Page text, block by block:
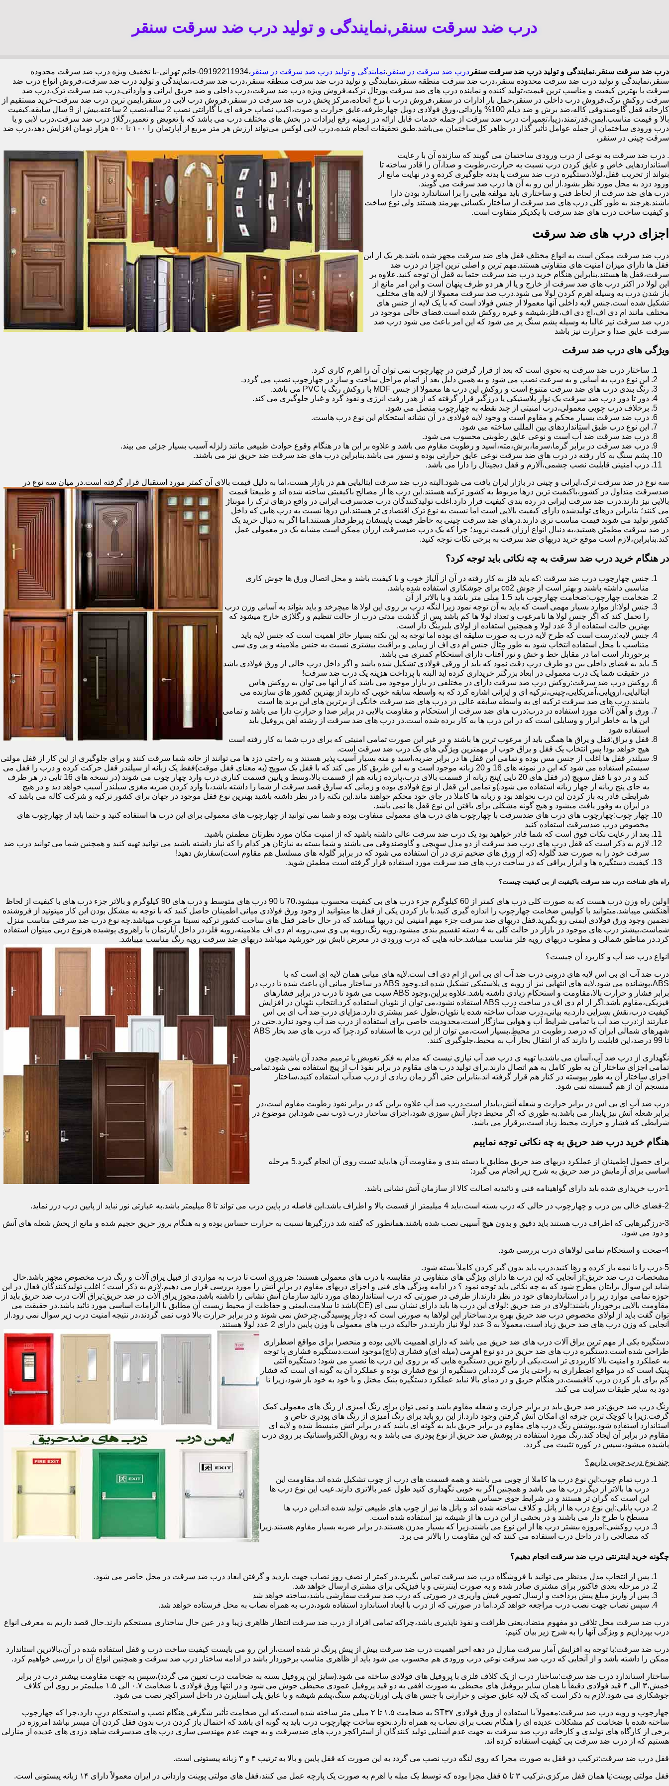
درب ضد سرقت سنقر,نمایندگی و تولید درب ضد سرقت سنقر
درب ضد سرقت سنقر ،نمایندگی و تولید درب ضد سرقت سنقر درب ضد سرقت در سنقر ،نمایندگی و تولید درب ضد سرقت در سنقر
،09192211934-خانم تهرانی-با تخفیف ویژه درب ضد سرقت محدوده
سنقر،نمایندگی و تولید درب ضد سرقت محدوده سنقر،درب ضد سرقت منطقه سنقر،نمایندگی و تولید درب ضد سرقت منطقه سنقر،درب ضد سرقت،نمایندگی و تولید درب ضد سرقت،فروش انواع درب ضد
سرقت با بهترین کیفیت و مناسب ترین قیمت،تولید کننده و نماینده درب های ضد سرقت پورتال ترکیه.فروش ویژه درب ضد سرقت،درب داخلی و ضد حریق ایرانی و وارداتی.درب ضد سرقت ترک.درب ضد
سرقت روکش ترک،فروش درب داخلی در سنقر،حمل بار ادارات در سنقر،فروش درب با نرخ اتحاده،مرکز پخش درب ضد سرقت در سنقر،فروش درب لابی در سنقر،ایمن ترین درب ضد سرقت-خرید مستقیم از
کارخانه قفل گاوصندوقی کاله،ضد برش و ضد دیلم 100% وارداتی،ورق فولادی دوبل چهارطرفه،عایق حرارت و صوت،اکیپ نصاب حرفه ای با گارانتی نصب 2 ساله،نصب 2 ساعته.بیش از 9 سال سابقه.کیفیت
بالا و قیمت مناسب.ایمن،قدرتمند،زیبا،تعمیرات درب ضد سرقت از جمله خدمات قابل ارائه در زمینه رفع ایرادات در بخش های مختلف درب می باشد که با تعویض و تعمیر،رگلاژ درب ضد سرقت،درب لابی و یا
درب ورودی ساختمان از جمله عوامل تأثیر گذار در ظاهر کل ساختمان می‌باشد.طبق تحقیقات انجام شده،درب لابی لوکس می‌تواند ارزش هر متر مربع از آپارتمان را ۱۰۰ تا ۵۰۰ هزار تومان افزایش دهد،درب ضد
سرقت چینی در سنقر،
. درب ضد سرقت به نوعی از درب ورودی ساختمان می گویند که سازنده آن با رعایت
استانداردهایی خاص و عایق کردن درب نسبت به حرارت،رطوبت و صدا،آن را قادر ساخته تا
بتواند از تخریب قفل،لولا،دستگیره درب ضد سرقت یا بدنه جلوگیری کرده و در نهایت مانع از
ورود دزد به محل مورد نظر بشود.از این رو به آن ها درب ضد سرقت می گویند.
درب های ضد سرقت از لحاظ فنی و ساختاری باید مولفه هایی را برا استاندارد بودن دارا
باشند.هرچند به طور کلی درب های ضد سرقت از ساختار یکسانی بهرمند هستند ولی نوع ساخت
و کیفیت ساخت درب های ضد سرقت با یکدیکر متفاوت است.
اجزای درب های ضد سرقت
درب ضد سرقت ممکن است به انواع مختلف قفل های ضد سرقت مجهز شده باشد.هر یک از این
قفل ها دارای میزان امنیت های متفاوتی هستند.مهم ترین و اصلی ترین اجزا در درب ضد
سرقت،قفل ها هستند.بنابراین هنگام خرید درب ضد سرقت حتما به قفل آن توجه کنید.علاوه بر
این لولا در اکثر درب های ضد سرقت از خارج و یا از هر دو طرف پنهان است و این امر مانع از
باز شدن درب به وسیله اهرم کردن لولا می شود.درب ضد سرقت معمولا از لایه های مختلف
تشکیل شده است.جنس لایه داخلی آنها معمولا از جنس فولاد است که با یک لایه از جنس های
مختلف مانند ام دی اف،اچ دی اف،فلز،شیشه و غیره روکش شده است.فضای خالی موجود در
درب ضد سرقت نیز غالبا به وسیله پشم سنگ پر می شود که این امر باعث می شود درب ضد
سرقت عایق صدا و حرارت نیز باشد
ویژگی های درب ضد سرقت
ساختار درب ضد سرقت به نحوی است که بعد از قرار گرفتن در چهارچوب نمی توان آن را اهرم کاری کرد.
این نوع درب به آسانی و به سرعت نصب می شود و به همین دلیل بعد از اتمام مراحل ساخت و ساز در چهارچوب نصب می گردد.
رنگ بندی درب های ضد سرقت متنوع است و روکش این درب ها معمولا از جنس MDF با روکش رنگ یا PVC می باشد.
دور تا دور درب ضد سرقت یک نوار پلاستیکی یا درزگیر قرار گرفته که از هدر رفت انرژی و نفوذ گرد و غبار جلوگیری می کند.
برخلاف درب چوبی معمولی،درب امنیتی از چند نقطه به چهارچوب متصل می شود.
درب ضد سرقت بسیار محکم و مقاوم است و وجود لایه فولادی در آن نشانه استحکام این نوع درب هاست.
این نوع درب طبق استانداردهای بین المللی ساخته می شود.
درب ضد سرقت ضد آب است و نوعی عایق رطوبتی محسوب می شود.
درب ضد سرقت در برابر گرما،سرما،برش،مته،اسید و رطوبت مقاوم می باشد و علاوه بر این ها در هنگام وقوع حوادث طبیعی مانند زلزله آسیب بسیار جزئی می بیند.
پشم سنگ به کار رفته در درب های ضد سرقت نوعی عایق حرارتی بوده و نسوز می باشد.بنابراین درب های ضد سرقت ضد حریق نیز می باشند.
درب امنیتی قابلیت نصب چشمی،آلارم و قفل دیجیتال را دارا می باشد.
سه نوع در ضد سرقت ترک،ایرانی و چینی در بازار ایران یافت می شود.البته درب ضد سرقت ایتالیایی هم در بازار هست،اما به دلیل قیمت بالای آن کمتر مورد استقبال قرار گرفته است.در میان سه نوع در
ضدسرقت متداول در کشور،باکیفیت ترین درها مربوط به کشور ترکیه هستند.این درب ها از مصالح باکیفیتی ساخته شده اند و طبیعتا قیمت
بالایی نیز دارند.درب ضد سرقت ایرانی در رده بندی کیفیت قرار دارد.اغلب تولیدکنندگان درب ضدسرقت ایرانی در واقع درهای ترک را مونتاژ
می کنند؛ بنابراین درهای تولیدشده دارای کیفیت بالایی است اما نسبت به نوع ترک اقتصادی تر هستند.این درها نسبت به درب هایی که داخل
کشور تولید می شوند قیمت مناسب تری دارند.درهای ضد سرقت چینی به خاطر قیمت پایینشان پرطرفدار هستند.اما اگر به دنبال خرید یک
در ضد سرقت مطمئن هستید،به دنبال انواع ارزان قیمت نروید؛ چرا که یک درب ضدسرقت ارزان ممکن است مشابه یک در معمولی عمل
کند.بنابراین،لازم است موقع خرید دربهای ضد سرقت به برخی نکات توجه کنید.
در هنگام خرید درب ضد سرقت به چه نکاتی باید توجه کرد؟
جنس چهارچوب درب ضد سرقت :که باید فلز به کار رفته در آن از آلیاژ خوب و با کیفیت باشد و محل اتصال ورق ها جوش کاری
مناسبی داشته باشند و بهتر است از جوش co2 برای جوشکاری استفاده شده باشد.
ضخامت چهارچوب:ضخامت چهارچوب باید 1.5 میلی متر باشد و یا بالاتر از آن
جنس لولا:از موارد بسیار مهمی است که باید به آن توجه نمود زیرا لنگه درب بر روی این لولا ها میچرخد و باید بتواند به آسانی وزن درب
را تحمل کند که اگر جنس لولا ها نامرغوب و تعداد لولا ها کم باشد پس از گذشت مدتی درب از حالت تنظیم و رگلاژی خارج میشود که
بهترین حالت استفاده از 3 عدد لولا و همچنین استفاده از لولای بلبرینگ دار است.
جنس لایه:درست است که طرح لایه درب به صورت سلیقه ای بوده اما توجه به این نکته بسیار حائز اهمیت است که جنس لایه باید
متناسب با محل استفاده انتخاب شود به طور مثال جنس ام دی اف از زیبایی و براقیت بیشتری نسبت به جنس ملامینه و پی وی سی
برخوردار است اما در مقابل خط و خش و نور آفتاب دارای استحکام کمتری می باشد.
باید به فضای داخلی بین دو طرف درب دقت نمود که باید از ورقی فولادی تشکیل شده باشد و اگر داخل درب خالی از ورق فولادی باشد
در حقیقت شما یک درب معمولی در ابعاد بزرگتر خریداری کرده اید البته با پرداخت هزینه یک درب ضد سرقت!
روکش درب ضد سرقت:روکش درب ضد سرقت دارای در مختلفی در بازار موجود می باشد که از آنها می توان به روکش هاس
ایتالیایی،اروپایی،آمریکایی،چینی،ترکیه ای و ایرانی اشاره کرد که به واسطه سابقه خوبی که دارند از بهترین کشور های سازنده می
باشند.درب های ضد سرقت ترکیه ای به واسطه سابقه عالی در درب های ضد سرقت خانگی از برترین های این برند ها است
ورق و آهن آلات مورد استفاده در درب:درب های ضد سرقت از استحکام و مقاومت بالایی در برابر صدا و حرارت دارا می باشد و تمامی
این ها به خاطر ابزار و وسایلی است که در این درب ها به کار برده شده است.در درب های ضد سرقت از رشته آهن پروفیل باید
استفاده شود
قفل و یراق:قفل و یراق ها همگی باید از مرغوب ترین ها باشند و در غیر این صورت تمامی امنیتی که برای درب شما به کار رفته است
هیچ خواهد بود! پس انتخاب یک قفل و یراق خوب از مهمترین ویژگی های یک درب ضد سرقت است.
سیلندر قفل ها اغلب از جنس مس بوده و تمامی این قفل ها در برابر ضربه،اسید و مته بسیار آسیب پذیر هستند و به راحتی دزد ها می توانند از خانه شما سرقت کنند و برای جلوگیری از این کار از قفل مولتی
سیستم استفاده می شود که این در نمونه های 16 و 20 زبانه موجود است و به این طریق کار می کند که با قفل یک سویچ (به معنای قفل موقت)فقط یک زبانه از سیلندر قفل حرکت کرده و درب را قفل می
کند و در دو با قفل سویچ (در قفل های 20 تایی )پنج زبانه از قسمت بالای درب،پانزده زبانه هم از قسمت بالا،وسط و پایین قسمت کناری درب وارد چهار چوب می شوند (در نسخه های 16 تایی در هر طرف
به جای پنج زبانه از چهار زبانه استفاده می شود.)و تمامی این قفل از نوع فولادی بوده و زمانی که سارق قصد سرقت از شما را داشته باشد،با وارد کردن ضربه مغزی سیلندر آسیب خواهد دید و در هیچ
شرایطی قادر به باز کردن این درب نخواهد بود و زبانه ها کاملا در جای خود محکم خواهند ماند.این نکته را در نظر داشته باشید بهترین نوع قفل موجود در جهان برای کشور ترکیه و شرکت کاله می باشد که
در ایران به وفور یافت میشود و هیچ گونه مشکلی برای یافتن این نوع قفل ها نمی باشد.
چهار چوب:چهارچوب های درب های ضدسرقت با چهارچوب های درب های معمولی متفاوت بوده و شما نمی توانید از چهارچوب های معمولی برای این درب ها استفاده کنید و حتما باید از چهارچوب های
مخصوص درب ضدسرقت استفاده کنید
بعد از رعایت نکات فوق است که شما قادر خواهید بود یک درب ضد سرقت عالی داشته باشید که از امنیت مکان مورد نظرتان مطمئن باشید.
لازم به ذکر است که قفل درب های درب ضد سرقت از دو مدل سویچی و گاوصندوقی می باشند و شما بسته به نیازتان هر کدام را که نیاز داشته باشید می توانید تهیه کنید و همچنین شما می توانید درب ضد
سرقت خود را به صورت ضد گلوله (که از ورق های ضخیم تری در آن استفاده می شود که در برابر گلوله های مسلسل هم مقاوم است)سفارش دهید!
کیفیت دستگیره ها و ابزار یراقی که در ساخت درب های ضد سرقت مورد استفاده قرار گرفته است مطمئن شوید.
راه های شناخت درب ضد سرقت باکیفیت از بی کیفیت چیست؟
اولین راه وزن درب هست که به صورت کلی درب های کمتر از 60 کیلوگرم جزء درب های بی کیفیت محسوب میشود،70 تا 90 درب های متوسط و درب های 90 کیلوگرم و بالاتر جزء درب های با کیفیت از لحاظ
آهنکشی میباشد.میتوانید با کولیس ضخامت چهارچوب را اندازه گیری کنید.با باز کردن یکی از قفل ها میتوانید از وجود ورق فولادی میانی اطمینان حاصل کنید که با توجه به مشکل بودن این کار میتونید از فروشنده
تضمین وجود ورق فولادی ایمنی رو بگیرید.قفل دربهای ضد سرقت جزء مهم امنیتی این دربها میباشد که در حال حاضر قفل های ساخت کشور ترکیه نسبتا مرغوب میباشد.چه نوع درب ضد سرقتی مناسب منزل
شماست.بیشتر درب های موجود در بازار در حالت کلی به 4 دسته تقسیم بندی میشود.رویه رنگ،رویه پی وی سی،رویه ام دی اف ملامینه،رویه فلز،در داخل آپارتمان با راهروی پوشیده هرنوع دربی میتوان استفاده
کرد.در مناطق شمالی و مطوب دربهای رویه فلز مناسب میباشد.خانه هایی که درب ورودی در معرض تابش نور خورشید میباشد دربهای ضد سرقت رویه رنگ مناسب میباشد.
انواع درب ضد آب و کاربرد آن چیست؟
درب ضد آب ای بی اس لایه های درونی درب ضد آب ای بی اس از ام دی اف است.لایه های میانی همان لایه ای است که با
ABS،پوشانده می شود.لایه های انتهایی نیز از رویه ی پلاستیکی تشکیل شده اند.وجود ABS در ساختار میانی آن باعث شده تا درب در
برابر فشار و حرارت بالا،مقاومت و استحکام زیادی داشته باشد.علاوه براین،وجود ABS سبب می شود تا درب در برابر فشارهای
فیزیکی،مقاوم باشد.اگر از ام دی اف در ساخت درب ABS استفاده نشود،می توان از نئوپان استفاده کرد.انتخاب نئوپان در افزایش
کیفیت درب،نقش بسزایی دارد.به بیانی،درب ضدآب ساخته شده با نئوپان،طول عمر بیشتری دارد.مزایای درب ضد آب ای بی اس
عبارتند از:درب ضد آب با تمامی شرایط آب و هوایی سازگار است،محدودیت خاصی برای استفاده از درب ضد آب وجود ندارد.حتی در
شهرهای شمالی ایران که درصد رطوبت در محیط،بسیار است،می توان از این درب ها استفاده کرد.چرا که درب های ضد بخار ABS
تا 99 درصد،این قابلیت را دارند که از انتقال بخار آب به محیط،جلوگیری کنند.
نگهداری از درب ضد آب،آسان می باشد.با تهیه ی درب ضد آب نیازی نیست که مدام به فکر تعویض یا ترمیم مجدد آن باشید.چون
تمامی اجزای ساختار آن به طور کامل به هم اتصال دارند.برای تولید درب های مقاوم در برابر نفوذ آب از پیچ استفاده نمی شود.تمامی
اجزای ساختار آن به طور پیوسته در کنار هم قرار گرفته اند.بنابراین حتی اگر زمان زیادی از درب ضدآب استفاده کنید،ساختار
منسجم آن از هم گسسته نمی شود.
درب ضد آب ای بی اس در برابر حرارت و شعله آتش،پایدار است.درب ضد آب علاوه براین که در برابر نفوذ رطوبت مقاوم است،در
برابر شعله آتش نیز پایدار می باشد.به طوری که اگر محیط دچار آتش سوزی شود،اجزای ساختار درب ذوب نمی شود.این موضوع در
شرایطی که فشار و حرارت محیط زیاد است،برقرار می باشد.
هنگام خرید درب ضد حریق به چه نکاتی توجه نماییم
برای حصول اطمینان از عملکرد دربهای ضد حریق مطابق با دسته بندی و مقاومت آن ها،باید تست روی آن انجام گیرد.5 مرحله
اساسی برای آزمایش در ضد حریق به شرح زیر انجام می گیرد:
1-درب خریداری شده باید دارای گواهینامه فنی و تائیدیه اصالت کالا از سازمان آتش نشانی باشد.
2-فضای خالی بین درب و چهارچوب در حالی که درب بسته است،باید 4 میلیمتر از قسمت بالا و اطراف باشد.این فاصله در پایین درب می تواند تا 8 میلیمتر باشد.به عبارتی نور نباید از پایین درب درز نماید.
3-درزگیرهایی که اطراف درب هستند باید دقیق و بدون هیچ آسیبی نصب شده باشند.همانطور که گفته شد درزگیرها نسبت به حرارت حساس بوده و به هنگام بروز حریق حجیم شده و مانع از پخش شعله های آتش
و دود می شود.
4-صحت و استحکام تمامی لولاهای درب بررسی شود.
5-درب را تا نیمه باز کرده و رها کنید،درب باید بدون گیر کردن کاملاً بسته شود.
مشخصات درب ضد حریق:از آنجایی که این درب ها دارای ویژگی های متفاوتی در مقایسه با درب های معمولی هستند؛ ضروری است تا درب به مواردی از قبیل یراق آلات و رنگ درب مخصوص مجهز باشد.حال
شاید این سوال برایتان مطرح شود که به چه نکاتی باید توجه نمود ؟ در ادامه ویژگی های فنی و اجزای دربهای مقاوم در برابر آتش را مورد بررسی قرار می دهیم.لازم به ذکر است ؛ اغلب تولیدکنندگان فعال در این
حوزه تمامی موارد زیر را در استانداردهای خود در نظر دارند.از طرفی در صورتی که درب استانداردهای مورد تائید سازمان آتش نشانی را داشته باشد،مجوز یراق آلات در ضد حریق:یراق آلات درب ضد حریق باید از
مقاومت بالایی برخوردار باشند:لولای در ضد حریق :لولای این درب ها باید دارای نشان سی ای (CE)باشد تا سلامت،ایمنی و حفاظت از محیط زیست آن مطابق با الزامات اساسی مورد تائید باشد.در حقیقت می
توان گفت باید از لولای مخصوص درب ضد حریق بهره برد.ساختار این لولاها به صورتی است که دچار پوسیدگی،چرخش نمی شوند و در برابر حرارت بالا ذوب نمی گردند،در نتیجه امنیت درب زیر سوال نمی رود.از
آنجایی که وزن درب های ضد حریق زیاد است،معمولاً به 3 عدد لولا نیاز دارند.در حالیکه درب های معمولی با وزن پایین دارای 2 عدد لولا هستند.
دستگیره یکی از مهم ترین یراق آلات درب های ضد حریق می باشد که دارای اهمییت بالایی بوده و منحصرا برای مواقع اضطراری
طراحی شده است.دستگیره درب های ضد حریق در دو نوع اهرمی (میله ای)و فشاری (تاچ)موجود است.دستگیره فشاری با توجه
به عملکرد و امنیت بالا کاربردی تر است.یکی از رایج ترین دستگیره هایی که بر روی این درب ها نصب می شود؛ دستگیره آنتی
پنیک است که در مواقع اضطراری به راحتی باز می گردد.این دستگیره از نوع فشاری بوده و عملکرد آن به گونه ای است که فشار
کم برای باز کردن درب کافیست.در هنگام حریق و در دمای بالا نباید عملکرد دستگیره پنیک مختل و یا خود به خود باز شود،زیرا تا
دود به سایر طبقات سرایت می کند.
رنگ درب ضد حریق:در ضد حریق باید در برابر حرارت و شعله مقاوم باشد و نمی توان برای رنگ آمیزی از رنگ های معمولی کمک
گرفت.زیرا با کوچک ترین جرقه ای امکان آتش گرفتن وجود دارد.از این رو باید برای رنگ آمیزی از رنگ های پودری خاص و
استاندارد استفاده شود.پوشش رنگ درب های مقاوم در برابر حریق باید به گونه ای باشد که در برابر آتش منبسط شده و لایه ای
مقاوم در برابر آن ایجاد کند.رنگ مورد استفاده در پوشش ضد حریق از نوع پودری می باشد و به روش الکترواستاتیک بر روی درب
پاشیده میشود،سپس در کوره تثبیت می گردد.
چند نوع درب چوبی داریم؟
درب تمام چوب:این نوع درب ها کاملا از چوبی می باشند و همه قسمت های درب از چوب تشکیل شده اند.مقاومت این
درب ها بالاتر از دیگر درب ها می باشد و همچنین اگر به خوبی نگهداری کنید طول عمر بالاتری دارند.عیب این نوع درب ها
این است که گران تر هستند و در شرایط جوی حساس هستند.
درب پانلی:این نوع درب ها از پانل و کلاف ساخته شده اند و پانل ها نیز از چوب های طبیعی تولید شده اند.این درب ها
مسطح یا طرح دار می باشند و در بخشی از این درب ها از شیشه نیز استفاده شده است.
درب روکشی:امروزه بیشتر درب ها از این نوع می باشند.زیرا که بسیار مدرن هستند.در برابر ضربه بسیار مقاوم هستند.زیرا
که مصالحی را در داخل درب استفاده می کنند که این مقاومت را بالاتر می برد.
چگونه خرید اینترنتی درب ضد سرقت انجام دهیم؟
پس از انتخاب مدل مدنظر می توانید با فروشگاه درب ضد سرقت تماس بگیرید.در کمتر از نصف روز نصاب جهت بازدید و گرفتن ابعاد درب ضد سرقت در محل حاضر می شود.
در مرحله بعدی فاکتور برای مشتری صادر شده و به صورت اینترنتی و یا فیزیکی برای مشتری ارسال خواهد شد.
پس از واریز مبلغ پیش پرداخت و ارسال تصویر فیش واریزی در صورتی که درب ضد سرقت سفارشی باشد،ساخته خواهد شد
سپس نصاب جهت نصب درب مراجعه خواهد کرد.اما در صورتی که از درب با ابعاد استاندارد استفاده شود،درب به همراه نصاب به محل فرستاده خواهد شد.
درب ضد سرقت محل تلاقی دو مفهوم متضاد،یعنی ظرافت و نفوذ ناپذیری باشد،چراکه تمامی افراد از درب ضد سرقت انتظار ظاهری زیبا و در عین حال ساختاری مستحکم دارند.حال قصد داریم به معرفی انواع
درب بپردازیم و ویژگی آنها را به شرح زیر بیان کنیم:
درب ضد سرقت:با توجه به افزایش آمار سرقت منازل در دهه اخیر اهمیت درب ضد سرقت بیش از پیش پرنگ تر شده است،از این رو می بایست کیفیت ساخت درب و قفل استفاده شده در آن،بالاترین استاندارد
ممکن را داشته باشد و از آنجایی که درب ضد سرقت نوعی درب ورودی هم محسوب می شود باید از ظاهری مناسب برخوردار باشد در ادامه ساختار درب ضد سرقت و همچنین انواع آن را بررسی خواهیم کرد.
ساختار استاندارد درب ضد سرقت:ساختار درب از یک کلاف فلزی با پروفیل های فولادی ساخته می شود.(سایز این پروفیل بسته به ضخامت درب تعیین می گردد)،سپس به جهت مقاومت بیشتر درب در برابر
خمش،۳ الی ۴ قید فولادی دقیقاً با همان سایز پروفیل های محیطی به صورت افقی به دو قید پروفیل عمودی محیطی جوش می شود و در انتها ورق فولادی با ضخامت ۰.۷ الی ۱.۵ میلیمتر بر روی این کلاف
جوشکاری می شود.لازم به ذکر است که یک لایه عایق صوتی و حرارتی با جنس های پلی اورتان،پشم سنگ،پشم شیشه و یا عایق پلی استایرن در داخل استراکچر نصب می شود.
چهارچوب و رویه درب ضد سرقت:معمولاً با استفاده از ورق فولادی ST۳۷ به ضخامت ۱.۵ تا ۲ میلی متر ساخته شده است،که این ضخامت تأثیر شگرفی هنگام نصب و استحکام درب دارد،چرا که چهارچوب
ساخته شده با ضخامت کم مشکلات عدیده ای را هنگام نصب برای نصاب به همراه دارد.نحوه ساخت چهارچوب درب باید به گونه ای باشد که احتمال باز کردن درب بدون قفل کردن آن میسر نباشد امروزه در
برخی از کارگاه های تولیدی و کارخانه درب ضد سرقت به جهت عدم آشنایی تولید کنندگان از استراکچر درب های ضدسرقت و به جهت عدم مهندسی سازی درب های ضدسرقت شاهد دزدی های عدیده از منازلی
هستیم که از درب ضد سرقت بی کیفیت استفاده کرده اند.
قفل درب ضد سرقت:ترکیب دو قفل به صورت مجزا که روی لنگه درب نصب می گردد به این صورت که قفل پایین و بالا به ترتیب ۴ و ۳ زبانه پیستونی است.
قفل مولتی پوینت:یا همان قفل مرکزی،ترکیب ۳ تا ۵ قفل مجزا بوده که توسط یک میله یا اهرم به صورت یک پارچه عمل می کنند،قفل های مولتی پوینت وارداتی در ایران معمولاً دارای ۱۴ زبانه پیستونی است.